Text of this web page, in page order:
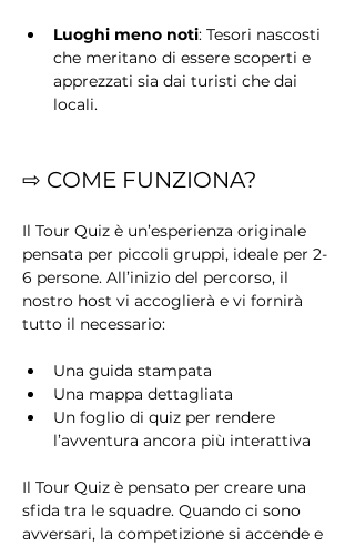
Luoghi meno noti: Tesori nascosti
che meritano di essere scoperti e
apprezzati sia dai turisti che dai
locali.
⇨ COME FUNZIONA?
Il Tour Quiz è un’esperienza originale
pensata per piccoli gruppi, ideale per 2-
6 persone. All’inizio del percorso, il
nostro host vi accoglierà e vi fornirà
tutto il necessario:
Una guida stampata
Una mappa dettagliata
Un foglio di quiz per rendere
l’avventura ancora più interattiva
Il Tour Quiz è pensato per creare una
sfida tra le squadre. Quando ci sono
avversari, la competizione si accende e